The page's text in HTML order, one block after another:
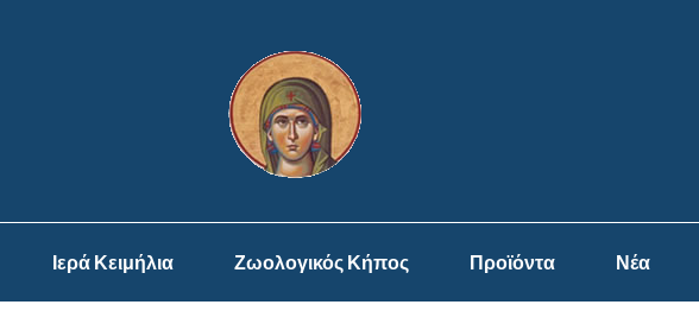
Ιερά Κειμήλια Ζωολογικός Κήπος Προϊόντα Νέα